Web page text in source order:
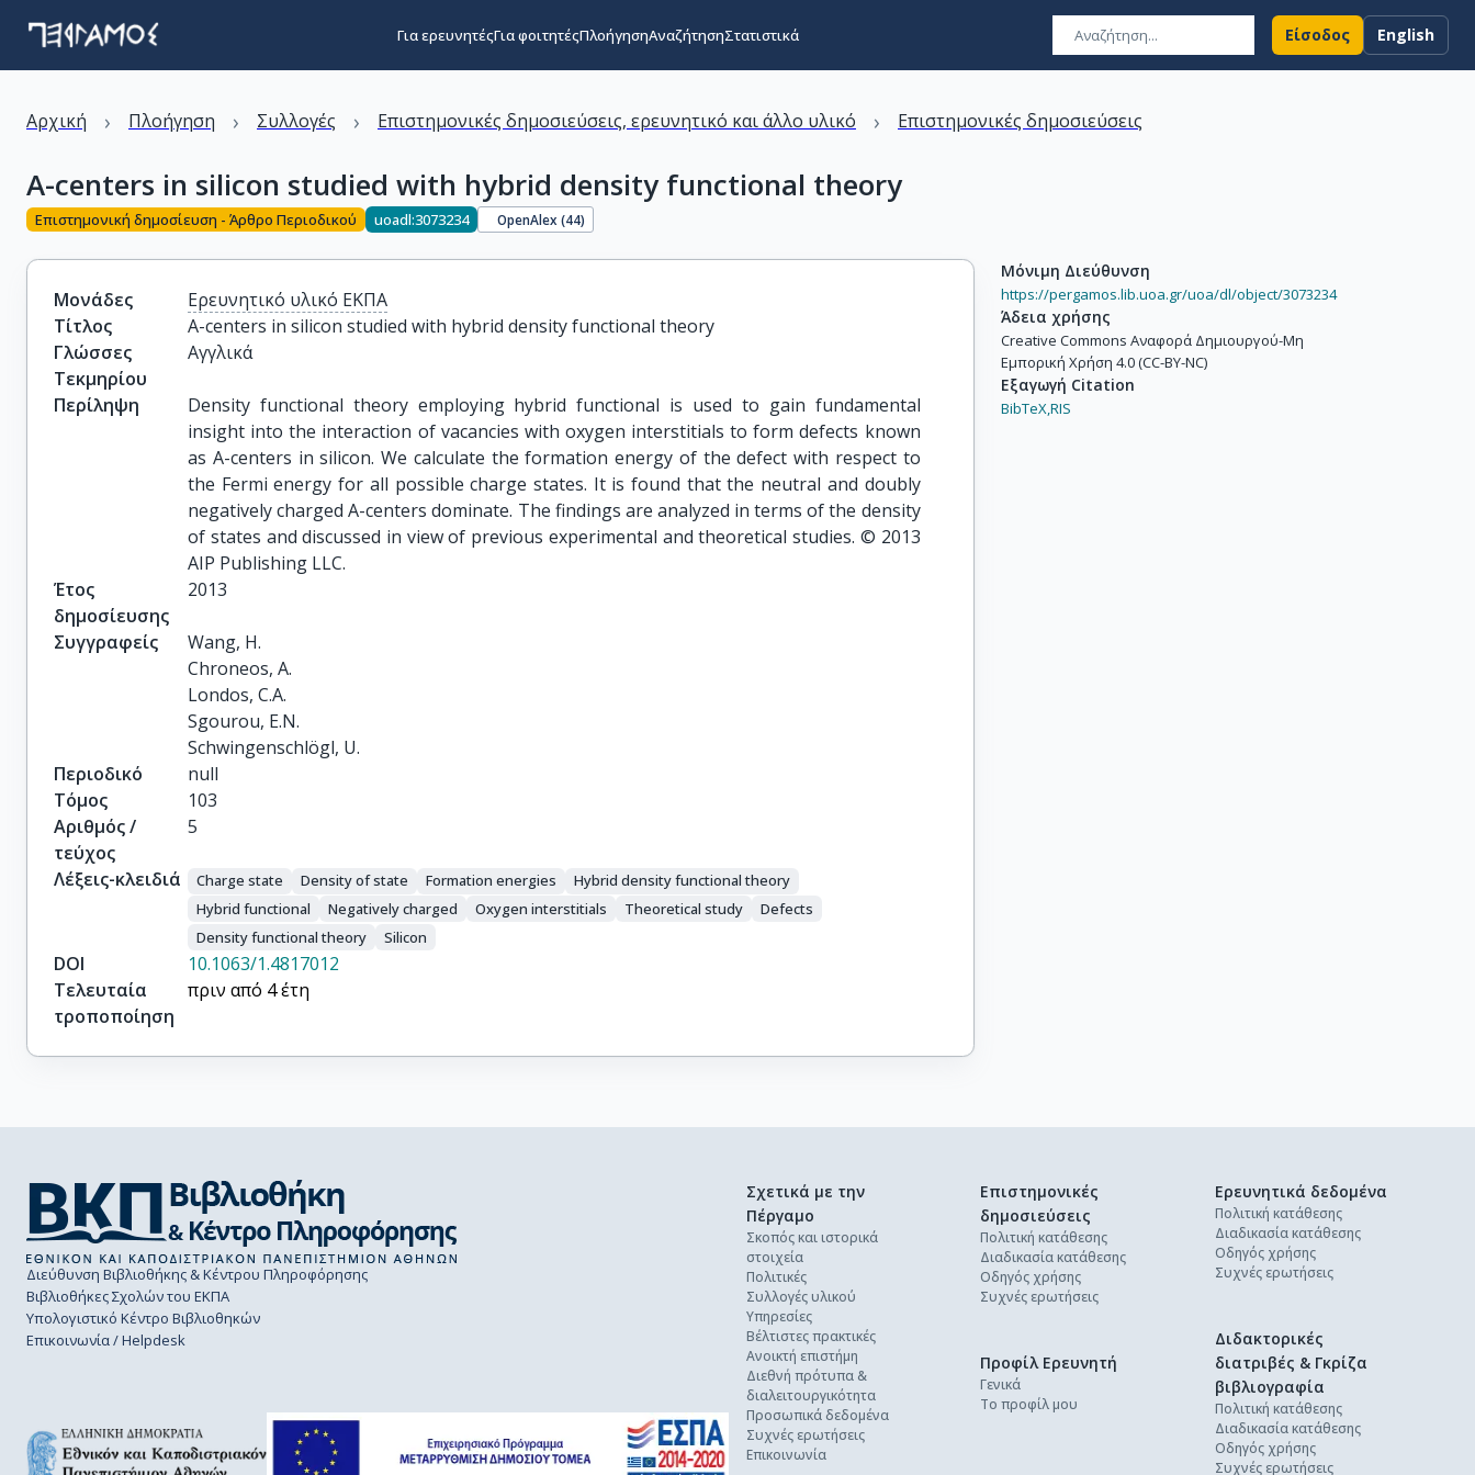
Για ερευνητέςΓια φοιτητέςΠλοήγησηΑναζήτησηΣτατιστικά Είσοδος English
Αρχική › Πλοήγηση › Συλλογές › Επιστημονικές δημοσιεύσεις, ερευνητικό και άλλο υλικό › Επιστημονικές δημοσιεύσεις
A-centers in silicon studied with hybrid density functional theory
Επιστημονική δημοσίευση - Άρθρο Περιοδικού uoadl:3073234 OpenAlex (44)
Μονάδες
Ερευνητικό υλικό ΕΚΠΑ
Τίτλος
A-centers in silicon studied with hybrid density functional theory
Γλώσσες
Τεκμηρίου
Αγγλικά
Περίληψη
Density functional theory employing hybrid functional is used to gain fundamental
insight into the interaction of vacancies with oxygen interstitials to form defects known
as A-centers in silicon. We calculate the formation energy of the defect with respect to
the Fermi energy for all possible charge states. It is found that the neutral and doubly
negatively charged A-centers dominate. The findings are analyzed in terms of the density
of states and discussed in view of previous experimental and theoretical studies. © 2013
AIP Publishing LLC.
Έτος
δημοσίευσης
2013
Συγγραφείς
Wang, H.
Chroneos, A.
Londos, C.A.
Sgourou, E.N.
Schwingenschlögl, U.
Περιοδικό
null
Τόμος
103
Αριθμός /
τεύχος
5
Λέξεις-κλειδιά Charge state Density of state Formation energies
Hybrid density functional theory
Hybrid functional
Negatively charged Oxygen interstitials Theoretical study
Defects
Density functional theory
Silicon
DOI
10.1063/1.4817012
Τελευταία
τροποποίηση
πριν από 4 έτη
Μόνιμη Διεύθυνση
https://pergamos.lib.uoa.gr/uoa/dl/object/3073234
Άδεια χρήσης
Creative Commons Αναφορά Δημιουργού-Μη
Εμπορική Χρήση 4.0 (CC-BY-NC)
Εξαγωγή Citation
BibTeX,RIS
Διεύθυνση Βιβλιοθήκης & Κέντρου Πληροφόρησης
Βιβλιοθήκες Σχολών του ΕΚΠΑ
Υπολογιστικό Κέντρο Βιβλιοθηκών
Επικοινωνία / Helpdesk
Σχετικά με την
Πέργαμο
Σκοπός και ιστορικά
στοιχεία
Πολιτικές
Συλλογές υλικού
Υπηρεσίες
Βέλτιστες πρακτικές
Ανοικτή επιστήμη
Διεθνή πρότυπα &
διαλειτουργικότητα
Προσωπικά δεδομένα
Συχνές ερωτήσεις
Επικοινωνία
Επιστημονικές
δημοσιεύσεις
Πολιτική κατάθεσης
Διαδικασία κατάθεσης
Οδηγός χρήσης
Συχνές ερωτήσεις
Ερευνητικά δεδομένα
Πολιτική κατάθεσης
Διαδικασία κατάθεσης
Οδηγός χρήσης
Συχνές ερωτήσεις
Διδακτορικές
διατριβές & Γκρίζα
βιβλιογραφία
Πολιτική κατάθεσης
Διαδικασία κατάθεσης
Οδηγός χρήσης
Συχνές ερωτήσεις
Προφίλ Ερευνητή
Γενικά
Το προφίλ μου